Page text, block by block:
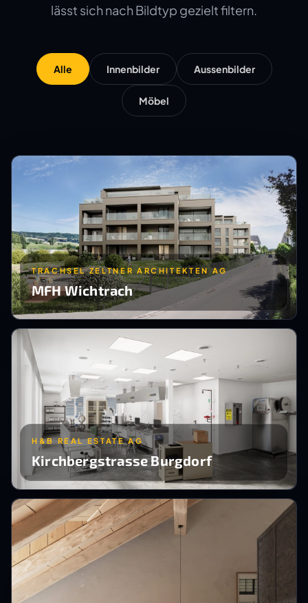
lässt sich nach Bildtyp gezielt filtern.
Alle Innenbilder Aussenbilder
Möbel
TRACHSEL ZELTNER ARCHITEKTEN AG
MFH Wichtrach
H&B REAL ESTATE AG
Kirchbergstrasse Burgdorf